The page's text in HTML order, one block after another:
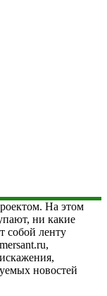
На этом
ни какие
собой ленту
новостей